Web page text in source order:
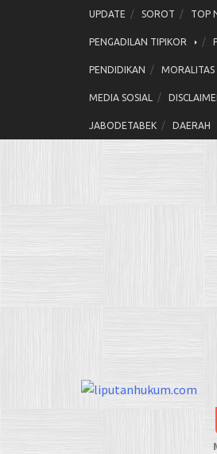
UPDATE SOROT TOP
PENGADILAN TIPIKOR
PENDIDIKAN MORALITAS
MEDIA SOSIAL
JABODETABEK DAERAH